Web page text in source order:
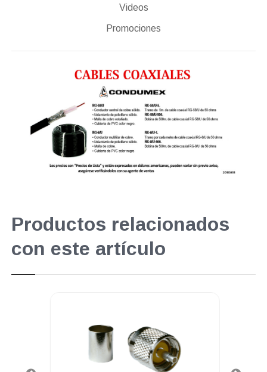
Videos
Promociones
Productos relacionados
con este artículo